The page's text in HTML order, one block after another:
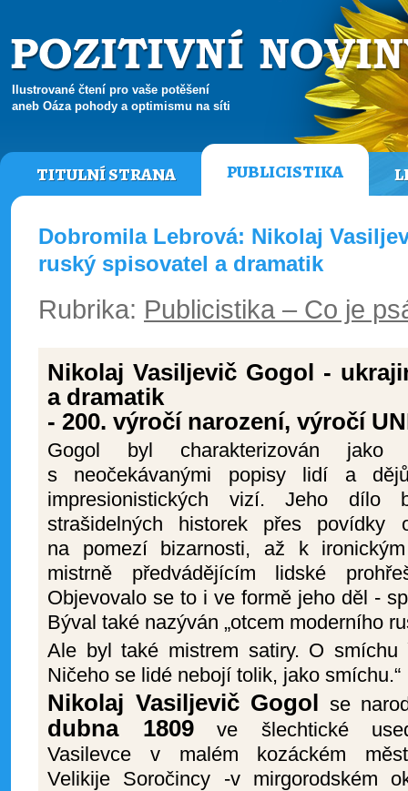
Ilustrované čtení pro vaše potěšení
aneb Oáza pohody a optimismu na síti
TITULNÍ STRANA PUBLICISTIKA
Dobromila Lebrová: Nikolaj
ruský spisovatel a dramatik
Rubrika: Publicistika – Co je
Nikolaj Vasiljevič Gogol -
a dramatik
- 200. výročí narození, výročí
Gogol byl charakterizován jako
s neočekávanými popisy lidí a
impresionistických vizí. Jeho
strašidelných historek přes povídky
na pomezí bizarnosti, až k
mistrně předvádějícím lidské
Objevovalo se to i ve formě jeho děl -
Býval také nazýván „otcem moderního
Ale byl také mistrem satiry. O
Ničeho se lidé nebojí tolik, jako smíchu.“
Nikolaj Vasiljevič Gogol se
dubna 1809
ve šlechtické
Vasilevce v malém kozáckém
Velikije Soročincy -v mirgorodském